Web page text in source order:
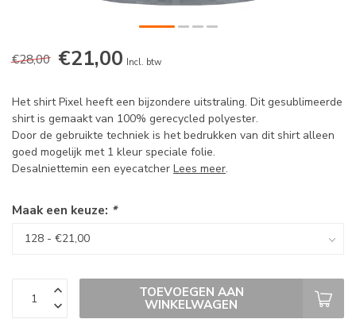
€28,00 €21,00 Incl. btw
Het shirt Pixel heeft een bijzondere uitstraling. Dit gesublimeerde
shirt is gemaakt van 100% gerecycled polyester.
Door de gebruikte techniek is het bedrukken van dit shirt alleen
goed mogelijk met 1 kleur speciale folie.
Desalniettemin een eyecatcher Lees meer.
Maak een keuze: *
TOEVOEGEN AAN
WINKELWAGEN